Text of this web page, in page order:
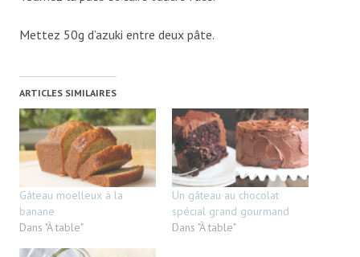
Mettez 50g d’azuki entre deux pâte.
ARTICLES SIMILAIRES
Gâteau moelleux à la
banane
Dans "À table"
Un gâteau au chocolat
spécial grand gourmand
Dans "À table"